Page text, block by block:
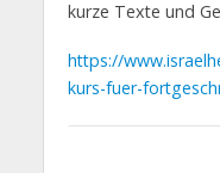
kurze Texte und
https://
kurs-fuer-